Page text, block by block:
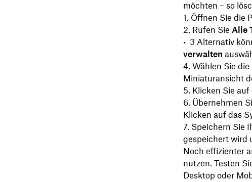
möchten – so
Öffnen Sie die
Rufen Sie Alle
Alternativ
verwalten
Wählen Sie
Miniaturansicht
Klicken Sie auf
Übernehmen
Klicken auf das
Speichern Sie
gespeichert wird
Noch effizienter
nutzen. Testen
Desktop oder